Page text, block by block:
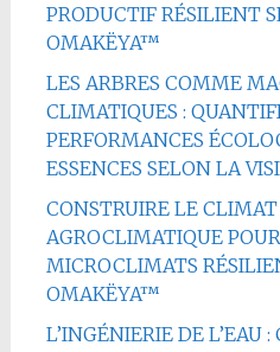
PRODUCTIF RÉSILIENT
OMAKËYA™
LES ARBRES COMME
CLIMATIQUES :
PERFORMANCES
ESSENCES SELON LA
CONSTRUIRE LE
AGROCLIMATIQUE
MICROCLIMATS
OMAKËYA™
L’INGÉNIERIE DE L’EAU